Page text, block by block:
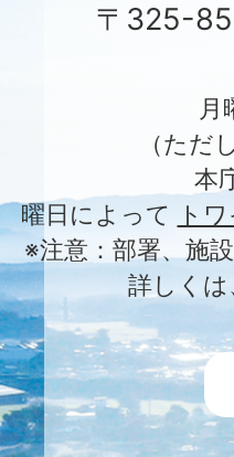
〒325-
月
（ただ
本
曜日によって
ト
※注意：部署、施
詳しく